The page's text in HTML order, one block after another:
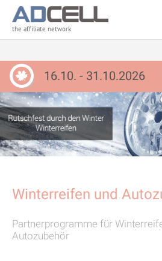
the affiliate network
16.10. - 31.10.2026
Winterreifen und
Partnerprogramme für
Autozubehör